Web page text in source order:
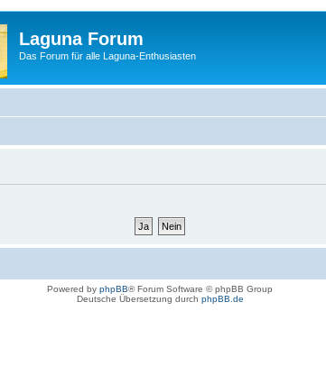
Laguna Forum
Das Forum für alle Laguna-Enthusiasten
Powered by phpBB® Forum Software © phpBB Group
Deutsche Übersetzung durch phpBB.de